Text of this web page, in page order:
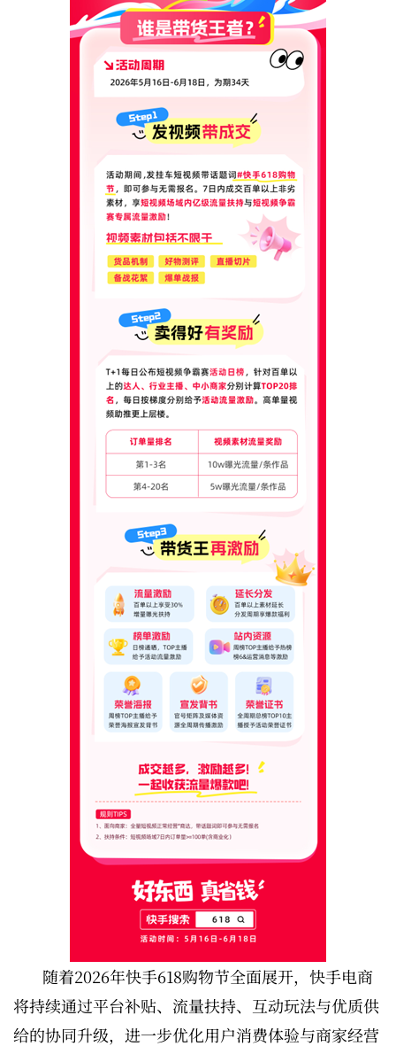
随着2026年快手618购物节全面展开，快手电商
将持续通过平台补贴、流量扶持、互动玩法与优质供
给的协同升级，进一步优化用户消费体验与商家经营